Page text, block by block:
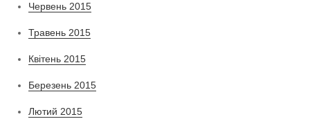
Червень 2015
Травень 2015
Квітень 2015
Березень 2015
Лютий 2015